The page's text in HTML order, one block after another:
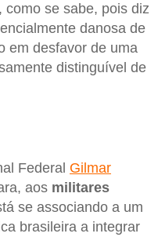
se sabe, pois diz
danosa de
em desfavor de uma
distinguível de
Federal Gilmar
aos militares
se associando a um
brasileira a integrar